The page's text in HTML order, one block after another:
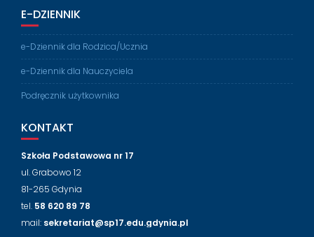
E-DZIENNIK
e-Dziennik dla Rodzica/Ucznia
e-Dziennik dla Nauczyciela
Podręcznik użytkownika
KONTAKT
Szkoła Podstawowa nr 17
ul. Grabowo 12
81-265 Gdynia
tel. 58 620 89 78
mail: sekretariat@sp17.edu.gdynia.pl